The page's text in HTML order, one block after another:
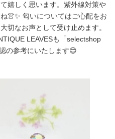
嬉しく思います。紫外線対策や
👚✨ 匂いについてはご心配をお
切なお声として受け止めます。
LEAVESも「selectshop
の参考にいたします😊